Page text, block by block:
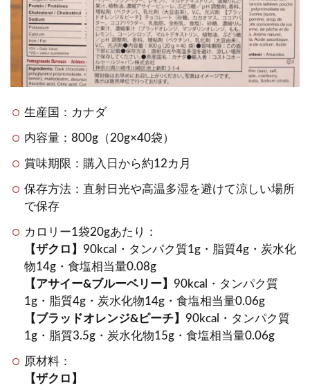
生産国：カナダ
内容量：800g（20g×40袋）
賞味期限：購入日から約12カ月
保存方法：直射日光や高温多湿を避けて涼しい場所
で保存
カロリー1袋20gあたり：
【ザクロ】90kcal・タンパク質1g・脂質4g・炭水化
物14g・食塩相当量0.08g
【アサイー&ブルーベリー】90kcal・タンパク質
1g・脂質4g・炭水化物14g・食塩相当量0.06g
【ブラッドオレンジ&ピーチ】90kcal・タンパク質
1g・脂質3.5g・炭水化物15g・食塩相当量0.06g
原材料：
【ザクロ】